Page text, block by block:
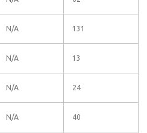
N/A 131
N/A 13
N/A 24
N/A 40